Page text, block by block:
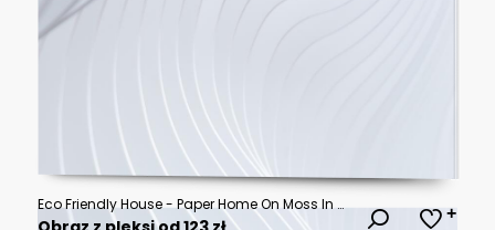
Eco Friendly House - Paper Home On Moss In Garden